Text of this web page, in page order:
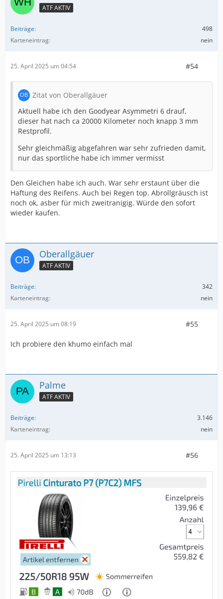
ATF AKTIV
Beiträge
498
Karteneintrag
nein
25. April 2025 um 04:54 #54
Zitat von Oberallgäuer
Aktuell habe ich den Goodyear Asymmetri 6 drauf,
dieser hat nach ca 20000 Kilometer noch knapp 3 mm
Restprofil.
Sehr gleichmäßig abgefahren war sehr zufrieden damit,
nur das sportliche habe ich immer vermisst
Den Gleichen habe ich auch. War sehr erstaunt über die
Haftung des Reifens. Auch bei Regen top. Abrollgräusch ist
noch ok, asber für mich zweitranigig. Würde den sofort
wieder kaufen.
Oberallgäuer
ATF AKTIV
Beiträge
342
Karteneintrag
nein
25. April 2025 um 08:19 #55
Ich probiere den khumo einfach mal
Palme
ATF AKTIV
Beiträge
3.146
Karteneintrag
nein
25. April 2025 um 13:13 #56